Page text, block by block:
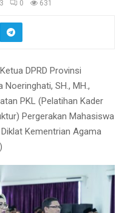
0 631
DPRD Provinsi
SH., MH.,
PKL (Pelatihan Kader
Pergerakan Mahasiswa
Kementrian Agama